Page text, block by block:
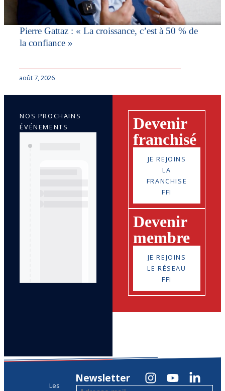
Pierre Gattaz : « La croissance, c’est à 50 % de
la confiance »
août 7, 2026
Devenir
franchisé
JE REJOINS
LA
FRANCHISE
FFI
Devenir
membre
JE REJOINS
LE RÉSEAU
FFI
NOS PROCHAINS
ÉVÉNEMENTS
Les
Newsletter